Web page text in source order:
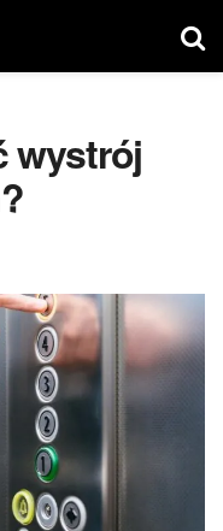
wystrój